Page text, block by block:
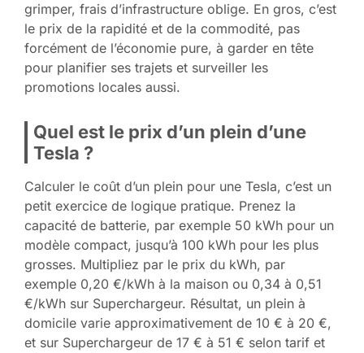
grimper, frais d’infrastructure oblige. En gros, c’est
le prix de la rapidité et de la commodité, pas
forcément de l’économie pure, à garder en tête
pour planifier ses trajets et surveiller les
promotions locales aussi.
Quel est le prix d’un plein d’une
Tesla ?
Calculer le coût d’un plein pour une Tesla, c’est un
petit exercice de logique pratique. Prenez la
capacité de batterie, par exemple 50 kWh pour un
modèle compact, jusqu’à 100 kWh pour les plus
grosses. Multipliez par le prix du kWh, par
exemple 0,20 €/kWh à la maison ou 0,34 à 0,51
€/kWh sur Superchargeur. Résultat, un plein à
domicile varie approximativement de 10 € à 20 €,
et sur Superchargeur de 17 € à 51 € selon tarif et